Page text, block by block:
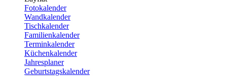
Fotokalender
Wandkalender
Tischkalender
Familienkalender
Terminkalender
Küchenkalender
Jahresplaner
Geburtstagskalender